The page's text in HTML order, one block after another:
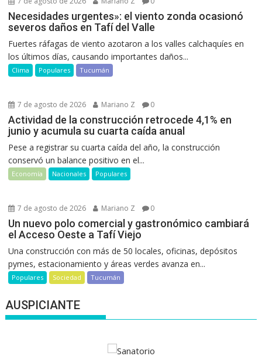
Necesidades urgentes»: el viento zonda ocasionó
severos daños en Tafí del Valle
Fuertes ráfagas de viento azotaron a los valles calchaquíes en
los últimos días, causando importantes daños...
Clima Populares Tucumán
7 de agosto de 2026 Mariano Z 0
Actividad de la construcción retrocede 4,1% en
junio y acumula su cuarta caída anual
Pese a registrar su cuarta caída del año, la construcción
conservó un balance positivo en el...
Economía Nacionales Populares
7 de agosto de 2026 Mariano Z 0
Un nuevo polo comercial y gastronómico cambiará
el Acceso Oeste a Tafí Viejo
Una construcción con más de 50 locales, oficinas, depósitos
pymes, estacionamiento y áreas verdes avanza en...
Populares Sociedad Tucumán
AUSPICIANTE